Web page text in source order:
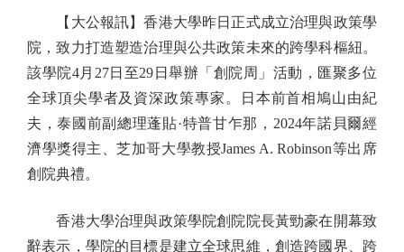
【大公報訊】香港大學昨日正式成立治理與政策學
院，致力打造塑造治理與公共政策未來的跨學科樞紐。
該學院4月27日至29日舉辦「創院周」活動，匯聚多位
全球頂尖學者及資深政策專家。日本前首相鳩山由紀
夫，泰國前副總理蓬貼·特普甘乍那，2024年諾貝爾經
濟學獎得主、芝加哥大學教授James A. Robinson等出席
創院典禮。
香港大學治理與政策學院創院院長黃勁豪在開幕致
辭表示，學院的目標是建立全球思維，創造跨國界、跨